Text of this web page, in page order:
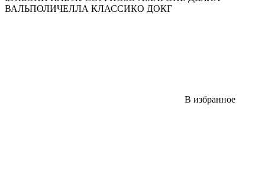
ВАЛЬПОЛИЧЕЛЛА КЛАССИКО ДОКГ
В избранное